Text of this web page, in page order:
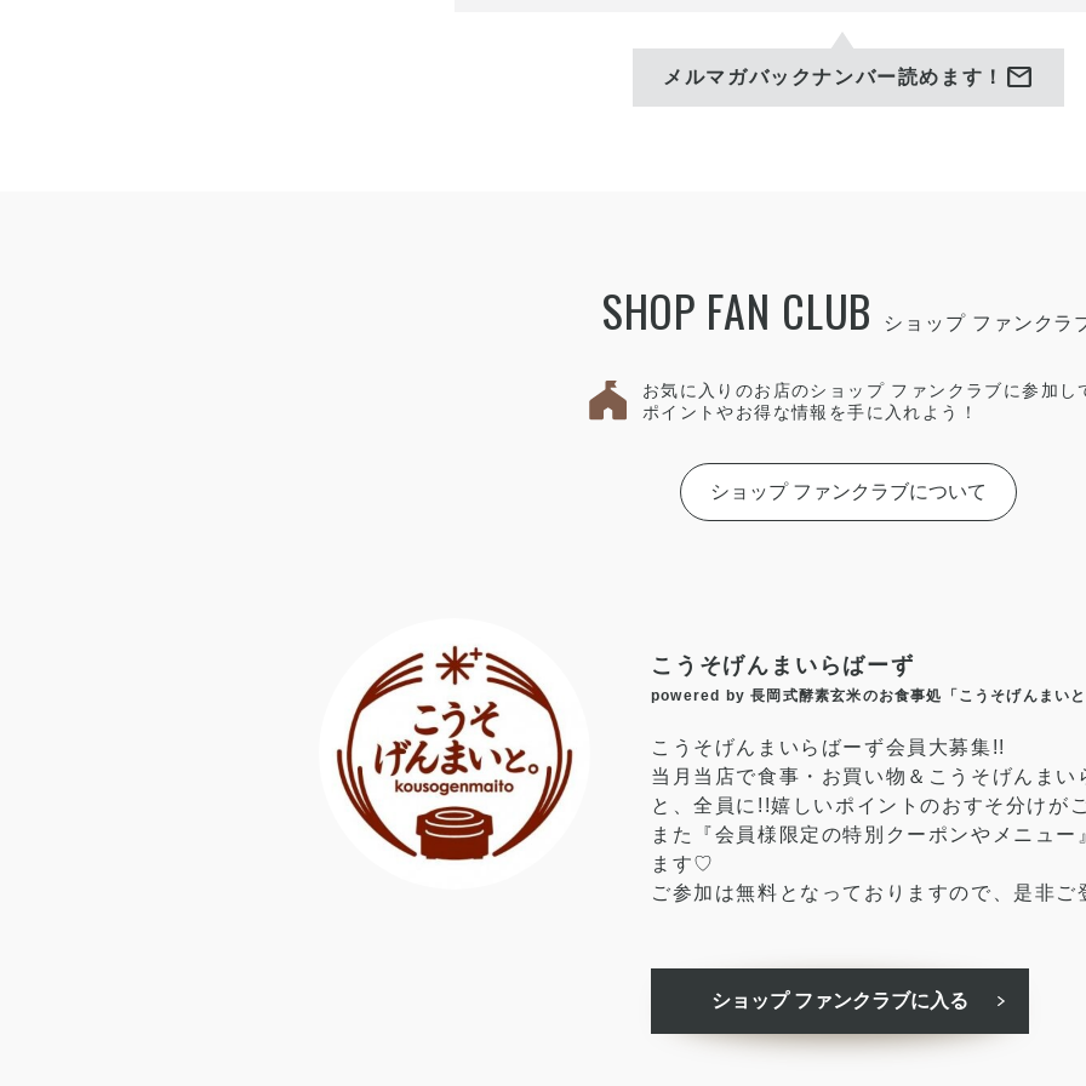
メルマガバックナンバー読めます！ mail
SHOP FAN CLUB
お気に入りのお店のショップ ファンクラブに参加し
ポイントやお得な情報を手に入れよう！
ショップ ファンクラブについて
こうそげんまいらばーず
powered by 長岡式酵素玄米のお食事処「こうそげんまい
こうそげんまいらばーず会員大募集!!
当月当店で食事・お買い物＆こうそげんま
と、全員に!!嬉しいポイントのおすそ分けが
また『会員様限定の特別クーポンやメニュ
ます♡
ご参加は無料となっておりますので、是非ご
ショップ ファンクラブに入る